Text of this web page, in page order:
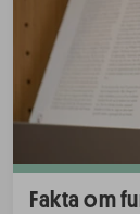
Fakta om